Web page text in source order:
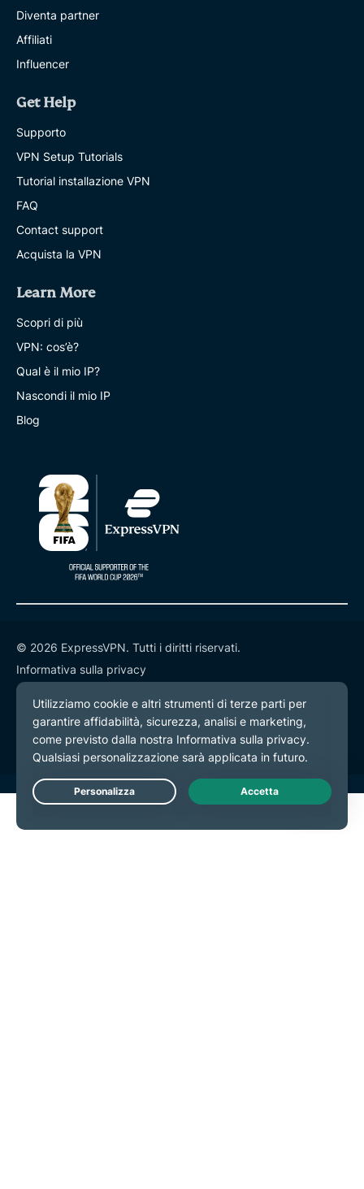
Diventa partner
Affiliati
Influencer
Get Help
Supporto
VPN Setup Tutorials
Tutorial installazione VPN
FAQ
Contact support
Acquista la VPN
Learn More
Scopri di più
VPN: cos’è?
Qual è il mio IP?
Nascondi il mio IP
Blog
© 2026 ExpressVPN. Tutti i diritti riservati.
Informativa sulla privacy
Termini di servizio
Preferenze cookie
Live Chat